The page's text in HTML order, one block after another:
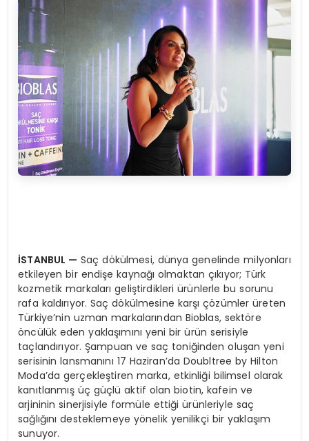
İSTANBUL — Saç dökülmesi, dünya genelinde milyonları
etkileyen bir endişe kaynağı olmaktan çıkıyor; Türk
kozmetik markaları geliştirdikleri ürünlerle bu sorunu
rafa kaldırıyor. Saç dökülmesine karşı çözümler üreten
Türkiye’nin uzman markalarından Bioblas, sektöre
öncülük eden yaklaşımını yeni bir ürün serisiyle
taçlandırıyor. Şampuan ve saç toniğinden oluşan yeni
serisinin lansmanını 17 Haziran’da Doubltree by Hilton
Moda’da gerçekleştiren marka, etkinliği bilimsel olarak
kanıtlanmış üç güçlü aktif olan biotin, kafein ve
arjininin sinerjisiyle formüle ettiği ürünleriyle saç
sağlığını desteklemeye yönelik yenilikçi bir yaklaşım
sunuyor.